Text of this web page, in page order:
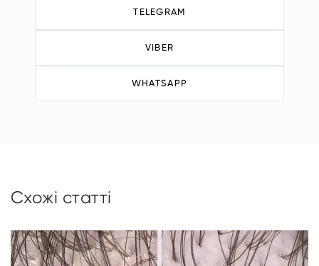
TELEGRAM
VIBER
WHATSAPP
Схожі статті